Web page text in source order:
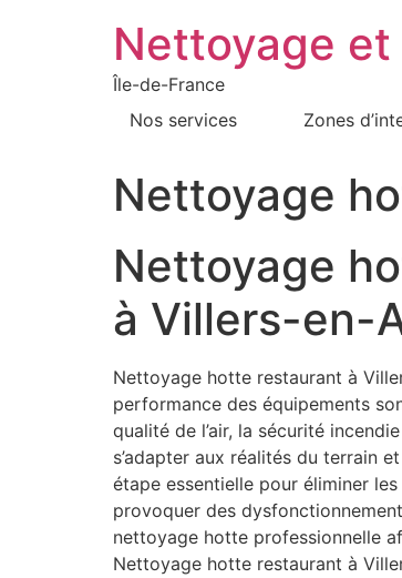
Nettoyage
Île-de-France
Nos services
Zones
Nettoyage
Nettoyage
à Villers-en-
Nettoyage hotte restaurant à
performance des équipements
qualité de l’air, la sécurité
s’adapter aux réalités du terrain
étape essentielle pour éliminer
provoquer des
nettoyage hotte professionnelle
Nettoyage hotte restaurant à